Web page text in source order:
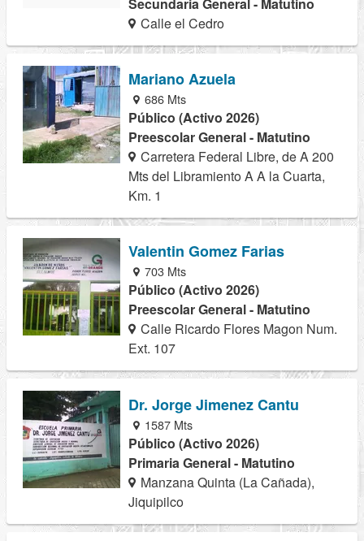
Calle el Cedro
Mariano Azuela
686 Mts
Público (Activo 2026)
Preescolar General - Matutino
Carretera Federal Libre, de A 200
Mts del Libramiento A A la Cuarta,
Km. 1
Valentin Gomez Farias
703 Mts
Público (Activo 2026)
Preescolar General - Matutino
Calle Ricardo Flores Magon Num.
Ext. 107
Dr. Jorge Jimenez Cantu
1587 Mts
Público (Activo 2026)
Primaria General - Matutino
Manzana Quinta (La Cañada),
Jiquipilco